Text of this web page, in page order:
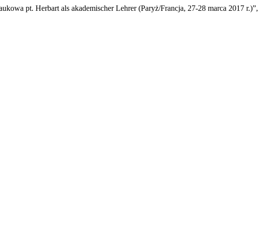
pt. Herbart als akademischer Lehrer (Paryż/Francja, 27-28 marca 2017 r.)”,